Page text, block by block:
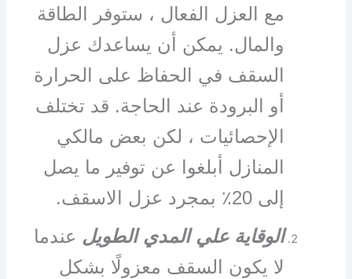
مع العزل الفعال ، ستوفر الطاقة
والمال. يمكن أن يساعدك عزل
السقف في الحفاظ على الحرارة
أو البرودة عند الحاجة. قد تختلف
الإحصائيات ، لكن بعض مالكي
المنازل أبلغوا عن توفير ما يصل
إلى 20٪ بمجرد عزل الاسقف.
الوقاية علي المدي الطويل عندما
لا يكون السقف معزولًا بشكل